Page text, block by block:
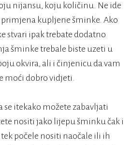
nijansu, koju količinu. Ne ide
kupljene šminke. Ako
stvari ipak trebate dodatno
šminke trebale biste uzeti u
okvira, ali i činjenicu da vam
moći dobro vidjeti.
se itekako možete zabavljati
nositi jako lijepu šminku čak i
tek počele nositi naočale ili ih